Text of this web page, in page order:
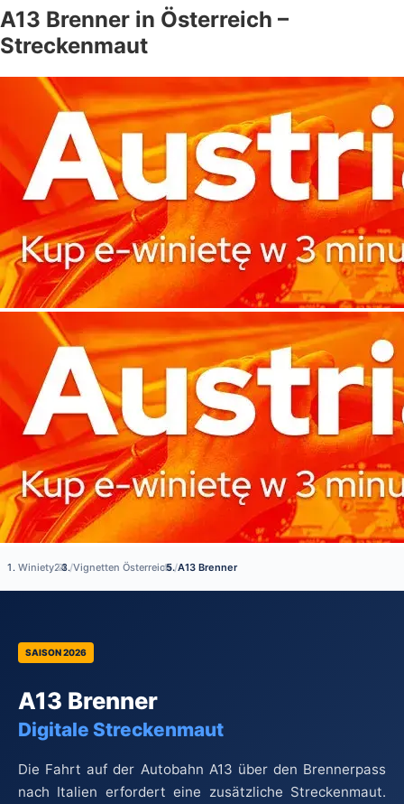
A13 Brenner in Österreich –
Streckenmaut
Winiety24 /Vignetten Österreich /A13 Brenner
SAISON 2026
A13 Brenner
Digitale Streckenmaut
Die Fahrt auf der Autobahn A13 über den Brennerpass
nach Italien erfordert eine zusätzliche Streckenmaut.